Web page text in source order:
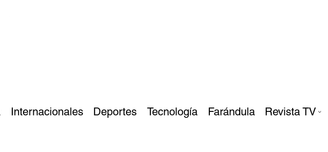
Internacionales Deportes Tecnología Farándula Revista TV